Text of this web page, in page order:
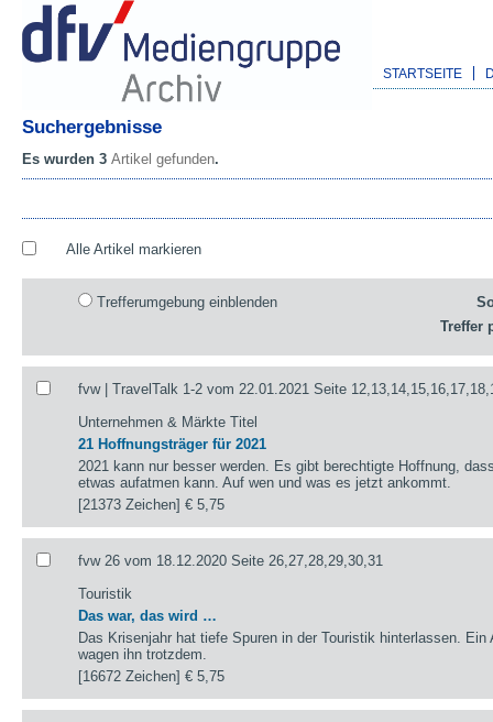
STARTSEITE
Suchergebnisse
Es wurden 3 Artikel gefunden.
Alle Artikel markieren
Trefferumgebung einblenden
Treffer
fvw | TravelTalk 1-2 vom 22.01.2021 Seite
Unternehmen & Märkte Titel
21 Hoffnungsträger für 2021
2021 kann nur besser werden. Es gibt berechtigte Hoffnung,
etwas aufatmen kann. Auf wen und was es jetzt ankommt.
[21373 Zeichen]€ 5,75
fvw 26 vom 18.12.2020 Seite 26,27,28,29,30,31
Touristik
Das war, das wird …
Das Krisenjahr hat tiefe Spuren in der Touristik hinterlassen.
wagen ihn trotzdem.
[16672 Zeichen]€ 5,75